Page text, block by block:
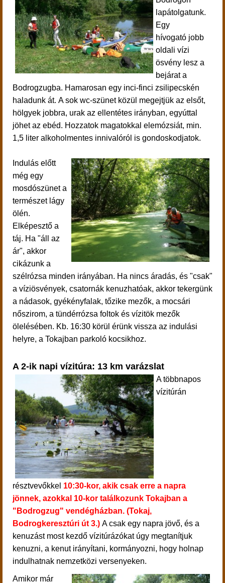
lapátolgatunk.
Egy
hívogató jobb
oldali vízi
ösvény lesz a
bejárat a
Bodrogzugba. Hamarosan egy inci-finci zsilipecskén
haladunk át. A sok wc-szünet közül megejtjük az elsőt,
hölgyek jobbra, urak az ellentétes irányban, egyúttal
jöhet az ebéd. Hozzatok magatokkal elemózsiát, min.
1,5 liter alkoholmentes innivalóról is gondoskodjatok.
Indulás előtt
még egy
mosdószünet a
természet lágy
ölén.
E lképesztő a
táj. Ha "áll az
ár", akkor
cikázunk a
szélrózsa minden irányában. Ha nincs áradás, és "csak"
a víziösvények, csatornák kenuzhatóak, akkor tekergünk
a nádasok, gyékényfalak, tőzike mezők, a mocsári
nőszirom, a tündérrózsa foltok és vízitök mezők
ölelésében. Kb. 16:30 körül érünk vissza az indulási
helyre, a Tokajban parkoló kocsikhoz.
A 2-ik napi vízitúra: 13 km varázslat
A többnapos
vízitúrán
résztvevőkkel 10:30-kor, akik csak erre a napra
jönnek, azokkal 10-kor találkozunk Tokajban a
"Bodrogzug" vendégházban. (Tokaj,
Bodrogkeresztúri út 3.) A csak egy napra jövő, és a
kenuzást most kezdő vízitúrázókat úgy megtanítjuk
kenuzni, a kenut irányítani, kormányozni, hogy holnap
indulhatnak nemzetközi versenyeken.
Amikor már